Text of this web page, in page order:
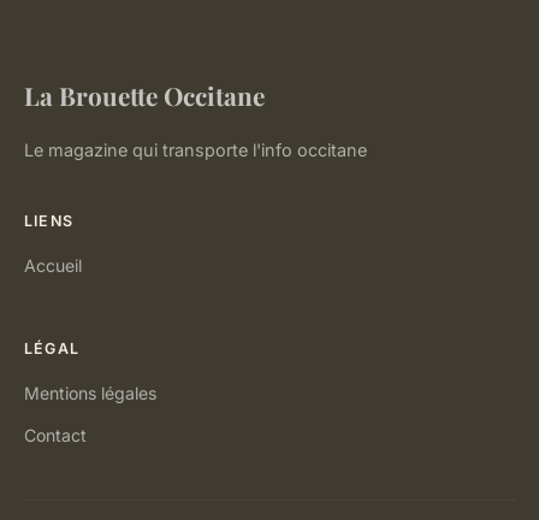
La Brouette Occitane
Le magazine qui transporte l'info occitane
LIENS
Accueil
LÉGAL
Mentions légales
Contact